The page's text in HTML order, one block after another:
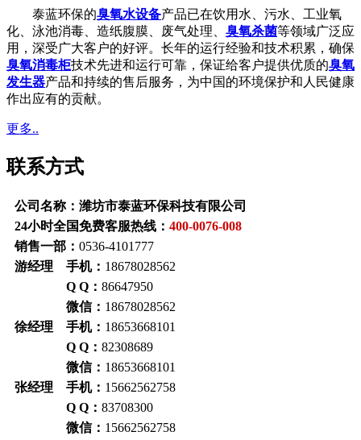
泰蓝环保的臭氧水设备产品已在饮用水、污水、工业氧
化、泳池消毒、造纸腹膜、废气处理、 臭氧杀菌等领域广泛应
用，深受广大客户的好评。长年的运行经验和技术积累，确保
臭氧消毒柜技术先进和运行可靠，保证给客户提供优质的臭氧
发生器产品和持续的售后服务，为中国的环境保护和人民健康
作出应有的贡献。
更多..
联系方式
公司名称：潍坊市泰蓝环保科技有限公司
24小时全国免费客服热线： 400-0076-008
销售一部： 0536-4101777
游经理 手机： 18678028562
Q Q： 86647950
微信： 18678028562
徐经理 手机： 18653668101
Q Q： 82308689
微信： 18653668101
张经理 手机： 15662562758
Q Q： 83708300
微信： 15662562758